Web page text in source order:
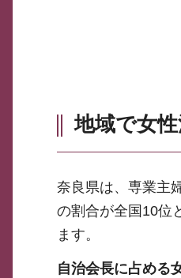
地域で女性
奈良県は、専業主
の割合が全国10位
ます。
自治会長に占める